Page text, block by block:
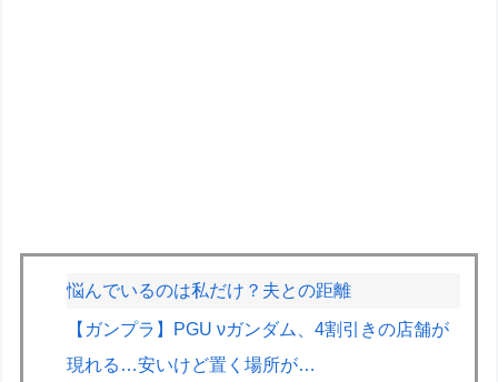
悩んでいるのは私だけ？夫との距離
【ガンプラ】PGU νガンダム、4割引きの店舗が
現れる…安いけど置く場所が…